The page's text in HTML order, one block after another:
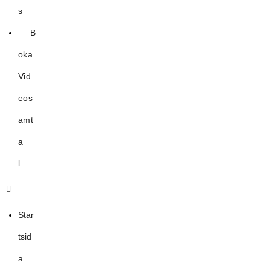
s
B
oka
Vid
eos
amt
a
l
Star
tsid
a